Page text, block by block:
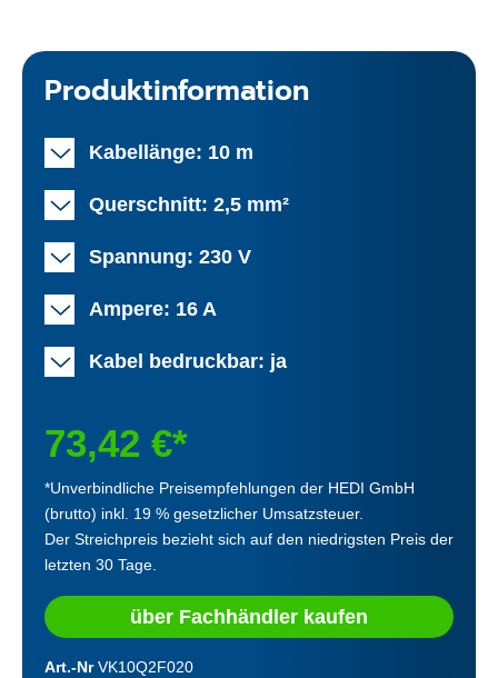
Produktinformation
Kabellänge: 10 m
Querschnitt: 2,5 mm²
Spannung: 230 V
Ampere: 16 A
Kabel bedruckbar: ja
73,42 €*
*Unverbindliche Preisempfehlungen der HEDI GmbH
(brutto) inkl. 19 % gesetzlicher Umsatzsteuer.
Der Streichpreis bezieht sich auf den niedrigsten Preis der
letzten 30 Tage.
über Fachhändler kaufen
Art.-NrVK10Q2F020